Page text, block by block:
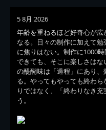
5 8月 2026
年齢を重ねるほど好奇心が広
なる。日々の制作に加えて
に焦りはない。制作に1000
できても、そこに楽しさは
の醍醐味は「過程」にあり
る。やってもやっても終わ
りではなく、「終わりなき
う。